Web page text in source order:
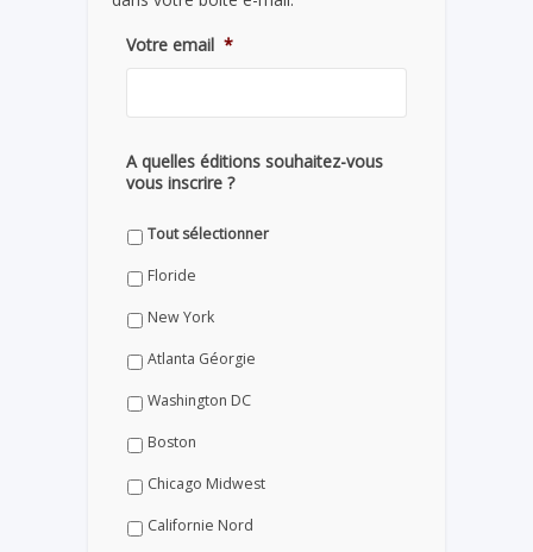
Votre email *
A quelles éditions souhaitez-vous
vous inscrire ?
Tout sélectionner
Floride
New York
Atlanta Géorgie
Washington DC
Boston
Chicago Midwest
Californie Nord